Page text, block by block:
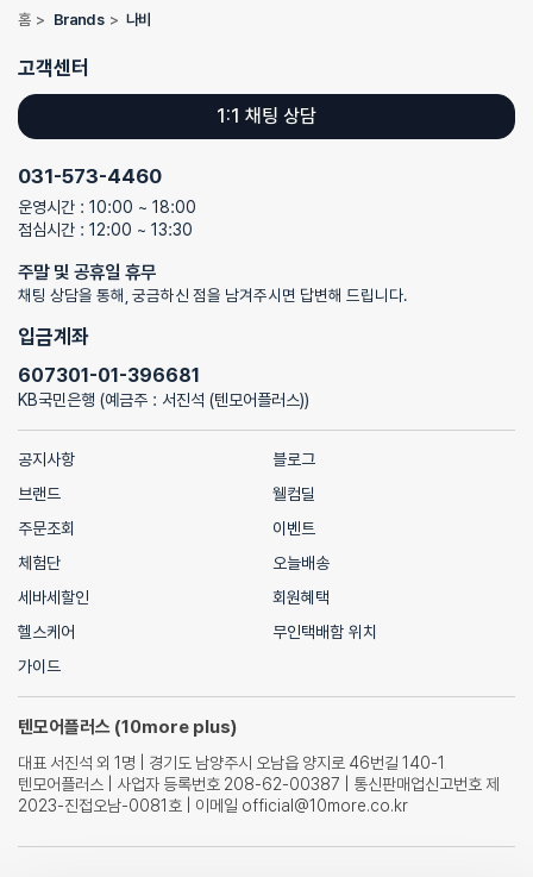
홈> Brands>나비
고객센터
1:1 채팅 상담
031-573-4460
운영시간 : 10:00 ~ 18:00
점심시간 : 12:00 ~ 13:30
주말 및 공휴일 휴무
채팅 상담을 통해, 궁금하신 점을 남겨주시면 답변해 드립니다.
입금계좌
607301-01-396681
KB국민은행 (예금주 : 서진석 (텐모어플러스))
공지사항
블로그
브랜드
웰컴딜
주문조회
이벤트
체험단
오늘배송
세바세할인
회원혜택
헬스케어
무인택배함 위치
가이드
텐모어플러스 (10more plus)
대표 서진석 외 1명 | 경기도 남양주시 오남읍 양지로 46번길 140-1
텐모어플러스 | 사업자 등록번호 208-62-00387 | 통신판매업신고번호 제
2023-진접오남-0081호 | 이메일 official@10more.co.kr